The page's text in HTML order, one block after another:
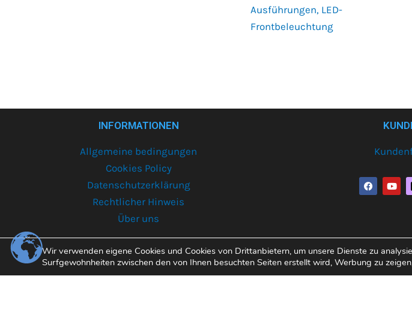
Ausführungen, LED-
Frontbeleuchtung
INFORMATIONEN
Allgemeine bedingungen
Cookies Policy
Datenschutzerklärung
Rechtlicher Hinweis
Über uns
F
a
c
Y
o
u
Copyright© 2026 Varobath |
Wir verwenden eigene Cookies und Cookies von Drittanbietern, um unsere Dienste zu
Surfgewohnheiten zwischen den von Ihnen besuchten Seiten erstellt wird, Werbung zu